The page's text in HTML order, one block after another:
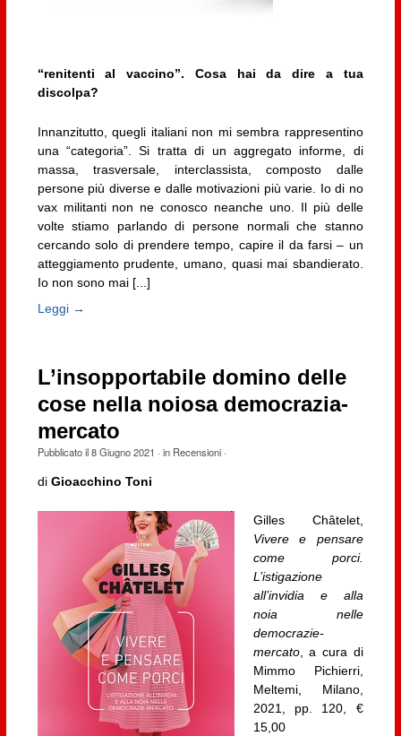
“renitenti al vaccino”. Cosa hai da dire a tua
discolpa?
Innanzitutto, quegli italiani non mi sembra rappresentino
una “categoria”. Si tratta di un aggregato informe, di
massa, trasversale, interclassista, composto dalle
persone più diverse e dalle motivazioni più varie. Io di no
vax militanti non ne conosco neanche uno. Il più delle
volte stiamo parlando di persone normali che stanno
cercando solo di prendere tempo, capire il da farsi – un
atteggiamento prudente, umano, quasi mai sbandierato.
Io non sono mai [...]
Leggi →
L’insopportabile domino delle
cose nella noiosa democrazia-
mercato
Pubblicato il8 Giugno 2021 · in Recensioni·
di Gioacchino Toni
Gilles Châtelet,
Vivere e pensare
come porci.
L’istigazione
all’invidia e alla
noia nelle
democrazie-
mercato, a cura di
Mimmo Pichierri,
Meltemi, Milano,
2021, pp. 120, €
15,00